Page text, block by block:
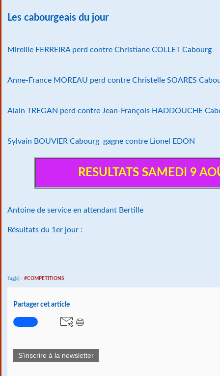
Les cabourgeais du jour
Mireille FERREIRA perd contre Christiane COLLET Cabourg
Anne-France MOREAU perd contre Christelle SOARES
Alain TREGAN perd contre Jean-François HADDOUCHE
Sylvain BOUVIER Cabourg gagne contre Lionel EDON
RESULTATS SAMEDI 9
Antoine de service en attendant Bertille
Résultats du 1er jour :
Tag(s) : #COMPETITIONS
Partager cet article
S'inscrire à la newsletter